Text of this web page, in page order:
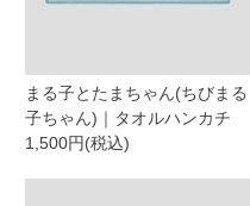
まる子とたまちゃん(ちびまる
子ちゃん)｜タオルハンカチ
1,500円(税込)